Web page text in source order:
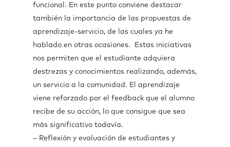
funcional. En este punto conviene destacar
también la importancia de las propuestas de
aprendizaje-servicio, de las cuales ya he
hablado en otras ocasiones. Estas iniciativas
nos permiten que el estudiante adquiera
destrezas y conocimientos realizando, además,
un servicio a la comunidad. El aprendizaje
viene reforzado por el feedback que el alumno
recibe de su acción, lo que consigue que sea
más significativo todavía.
– Reflexión y evaluación de estudiantes y